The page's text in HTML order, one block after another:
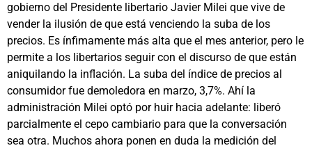
gobierno del Presidente libertario Javier Milei que vive de
vender la ilusión de que está venciendo la suba de los
precios. Es ínfimamente más alta que el mes anterior, pero le
permite a los libertarios seguir con el discurso de que están
aniquilando la inflación. La suba del índice de precios al
consumidor fue demoledora en marzo, 3,7%. Ahí la
administración Milei optó por huir hacia adelante: liberó
parcialmente el cepo cambiario para que la conversación
sea otra. Muchos ahora ponen en duda la medición del